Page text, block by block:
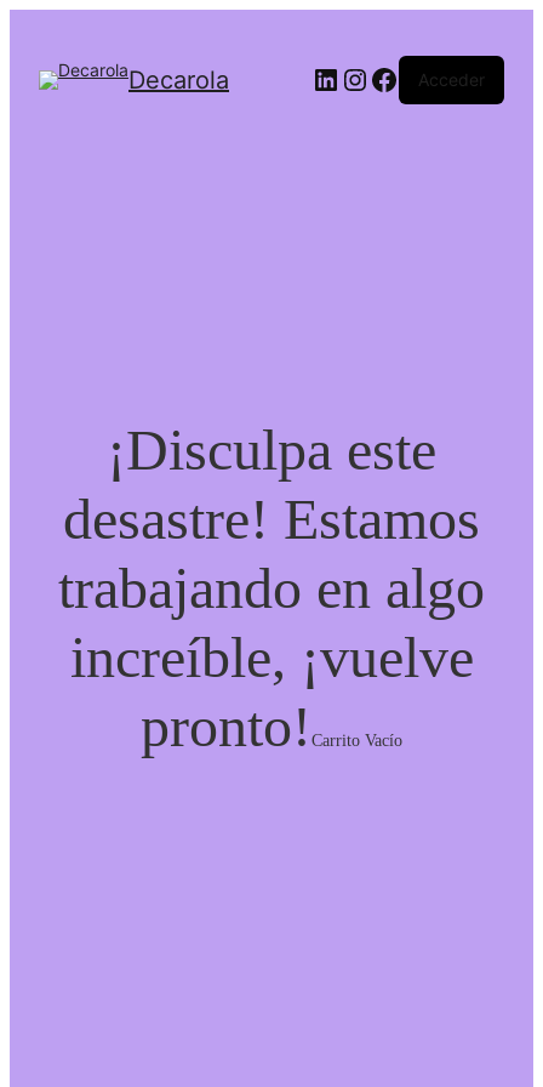
Decarola LinkedIn
Instagram
Facebook
Acceder
¡Disculpa este
desastre! Estamos
trabajando en algo
increíble, ¡vuelve
pronto!